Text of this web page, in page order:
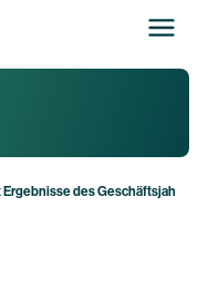
Ergebnisse des